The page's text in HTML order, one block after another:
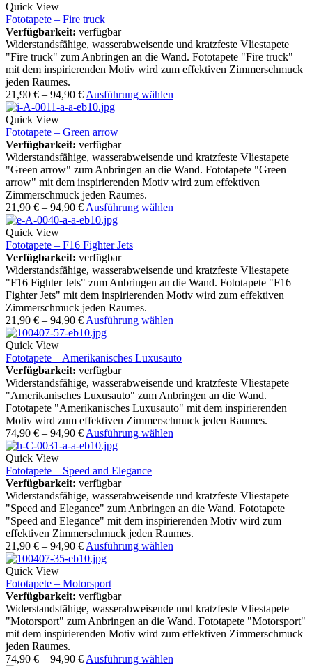
Quick View
Fototapete – Fire truck
Verfügbarkeit: verfügbar
Widerstandsfähige, wasserabweisende und kratzfeste Vliestapete
"Fire truck" zum Anbringen an die Wand. Fototapete "Fire truck"
mit dem inspirierenden Motiv wird zum effektiven Zimmerschmuck
jeden Raumes.
21,90 € – 94,90 € Ausführung wählen
Quick View
Fototapete – Green arrow
Verfügbarkeit: verfügbar
Widerstandsfähige, wasserabweisende und kratzfeste Vliestapete
"Green arrow" zum Anbringen an die Wand. Fototapete "Green
arrow" mit dem inspirierenden Motiv wird zum effektiven
Zimmerschmuck jeden Raumes.
21,90 € – 94,90 € Ausführung wählen
Quick View
Fototapete – F16 Fighter Jets
Verfügbarkeit: verfügbar
Widerstandsfähige, wasserabweisende und kratzfeste Vliestapete
"F16 Fighter Jets" zum Anbringen an die Wand. Fototapete "F16
Fighter Jets" mit dem inspirierenden Motiv wird zum effektiven
Zimmerschmuck jeden Raumes.
21,90 € – 94,90 € Ausführung wählen
Quick View
Fototapete – Amerikanisches Luxusauto
Verfügbarkeit: verfügbar
Widerstandsfähige, wasserabweisende und kratzfeste Vliestapete
"Amerikanisches Luxusauto" zum Anbringen an die Wand.
Fototapete "Amerikanisches Luxusauto" mit dem inspirierenden
Motiv wird zum effektiven Zimmerschmuck jeden Raumes.
74,90 € – 94,90 € Ausführung wählen
Quick View
Fototapete – Speed and Elegance
Verfügbarkeit: verfügbar
Widerstandsfähige, wasserabweisende und kratzfeste Vliestapete
"Speed and Elegance" zum Anbringen an die Wand. Fototapete
"Speed and Elegance" mit dem inspirierenden Motiv wird zum
effektiven Zimmerschmuck jeden Raumes.
21,90 € – 94,90 € Ausführung wählen
Quick View
Fototapete – Motorsport
Verfügbarkeit: verfügbar
Widerstandsfähige, wasserabweisende und kratzfeste Vliestapete
"Motorsport" zum Anbringen an die Wand. Fototapete "Motorsport"
mit dem inspirierenden Motiv wird zum effektiven Zimmerschmuck
jeden Raumes.
74,90 € – 94,90 € Ausführung wählen